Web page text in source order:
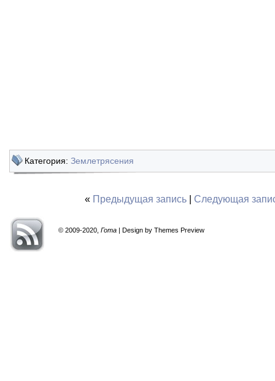
Категория: Землетрясения
« Предыдущая запись| Следующая
© 2009-2020, Гота | Design by Themes Preview